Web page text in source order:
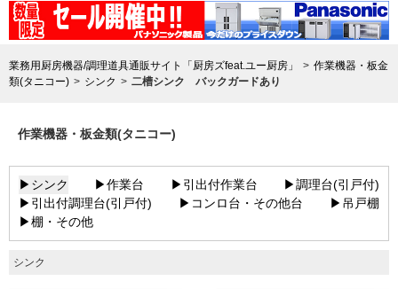
業務用厨房機器/調理道具通販サイト「厨房ズfeat.ユー厨房」
作業機器・板金
類(タニコー)
シンク 二槽シンク バックガードあり
作業機器・板金類(タニコー)
▶シンク ▶作業台 ▶引出付作業台
▶調理台(引戸付)
▶引出付調理台(引戸付)
▶コンロ台・その他台
▶吊戸棚
▶棚・その他
シンク